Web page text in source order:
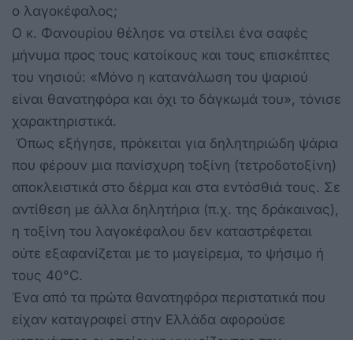
ο λαγοκέφαλος;
Ο κ. Φανουρίου θέλησε να στείλει ένα σαφές
μήνυμα προς τους κατοίκους και τους επισκέπτες
του νησιού: «Μόνο η κατανάλωση του ψαριού
είναι θανατηφόρα και όχι το δάγκωμά του», τόνισε
χαρακτηριστικά.
Όπως εξήγησε, πρόκειται για δηλητηριώδη ψάρια
που φέρουν μια πανίσχυρη τοξίνη (τετροδοτοξίνη)
αποκλειστικά στο δέρμα και στα εντόσθιά τους. Σε
αντίθεση με άλλα δηλητήρια (π.χ. της δράκαινας),
η τοξίνη του λαγοκέφαλου δεν καταστρέφεται
ούτε εξαφανίζεται με το μαγείρεμα, το ψήσιμο ή
τους 40°C.
Ένα από τα πρώτα θανατηφόρα περιστατικά που
είχαν καταγραφεί στην Ελλάδα αφορούσε